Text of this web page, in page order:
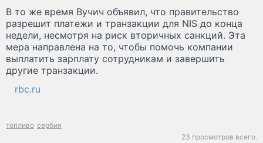
В то же время Вучич объявил, что правительство
разрешит платежи и транзакции для NIS до конца
недели, несмотря на риск вторичных санкций. Эта
мера направлена на то, чтобы помочь компании
выплатить зарплату сотрудникам и завершить
другие транзакции.
rbc.ru
топливо сербия
23 просмотров всего.